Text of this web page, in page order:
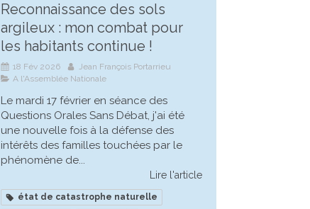
Reconnaissance des sols
argileux : mon combat pour
les habitants continue !
18 Fév 2026
Jean François Portarrieu
A l'Assemblée Nationale
Le mardi 17 février en séance des
Questions Orales Sans Débat, j'ai été
une nouvelle fois à la défense des
intérêts des familles touchées par le
phénomène de...
Lire l'article
état de catastrophe naturelle